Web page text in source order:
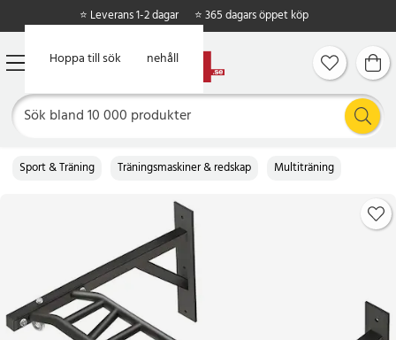
Hoppa till huvudinnehåll
Hoppa till sök
⭐ Leverans 1-2 dagar ⭐ 365 dagars öppet köp
Sport & Träning Träningsmaskiner & redskap Multiträning